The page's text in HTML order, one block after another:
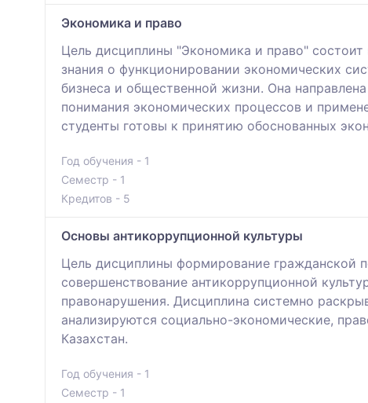
Экономика и право
Цель дисциплины "Экономика и право"
знания о функционировании экономических
бизнеса и общественной жизни. Она
понимания экономических процессов и
студенты готовы к принятию обоснованных
Год обучения - 1
Семестр - 1
Кредитов - 5
Основы антикоррупционной культуры
Цель дисциплины формирование гражданской
совершенствование антикоррупционной
правонарушения. Дисциплина системно
анализируются социально-экономические,
Казахстан.
Год обучения - 1
Семестр - 1